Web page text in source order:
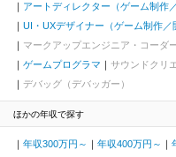
アートディレクター（ゲーム制作
UI・UXデザイナー（ゲーム制作／
マークアップエンジニア・コーダ
ゲームプログラマ
サウンドクリ
デバッグ（デバッガー）
ほかの年収で探す
年収300万円～ 年収400万円～